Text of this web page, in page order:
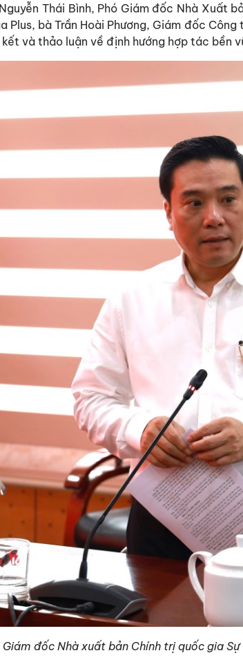
Thái Bình, Phó Giám đốc Nhà Xuất
Plus, bà Trần Hoài Phương, Giám đốc
và thảo luận về định hướng hợp tác bền
đốc Nhà xuất bản Chính trị quốc gia